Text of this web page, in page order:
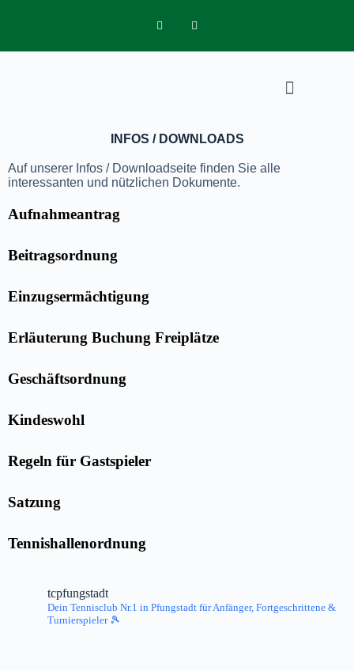
INFOS / DOWNLOADS
Auf unserer Infos / Downloadseite finden Sie alle
interessanten und nützlichen Dokumente.
Aufnahmeantrag
Beitragsordnung
Einzugsermächtigung
Erläuterung Buchung Freiplätze
Geschäftsordnung
Kindeswohl
Regeln für Gastspieler
Satzung
Tennishallenordnung
tcpfungstadt
Dein Tennisclub Nr.1 in Pfungstadt für Anfänger, Fortgeschrittene &
Turnierspieler 🎾